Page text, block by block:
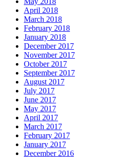
April 2018
March 2018
February 2018
January 2018
December 2017
November 2017
October 2017
September 2017
August 2017
July 2017
June 2017
May 2017
April 2017
March 2017
February 2017
January 2017
December 2016